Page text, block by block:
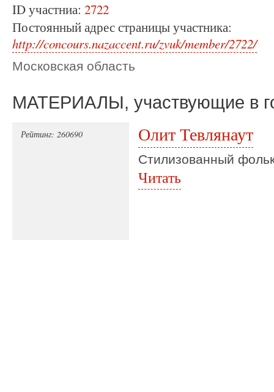
ID участниа: 2722
Постоянный адрес страницы участника:
http://concours.nazaccent.ru/zvuk/member/2722/
Московская область
МАТЕРИАЛЫ, участвующие в
Рейтинг: 260690 Олит Тевлянаут
Стилизованный
Читать